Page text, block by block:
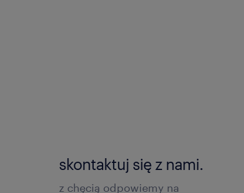
skontaktuj się z nami.
z chęcią odpowiemy na